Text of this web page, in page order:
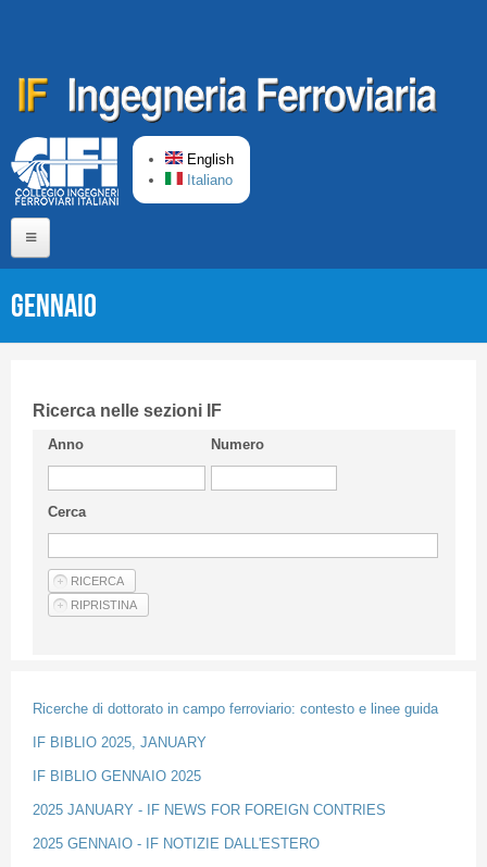
English
Italiano
Short presentation CIFI
Guideline
Privacy & Policy
Articles
Gennaio
Ricerca nelle sezioni IF
Anno Numero
Cerca
Ricerche di dottorato in campo ferroviario: contesto e linee guida
IF BIBLIO 2025, JANUARY
IF BIBLIO GENNAIO 2025
2025 JANUARY - IF NEWS FOR FOREIGN CONTRIES
2025 GENNAIO - IF NOTIZIE DALL'ESTERO